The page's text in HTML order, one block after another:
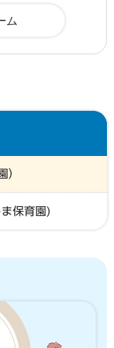
）
保育園)